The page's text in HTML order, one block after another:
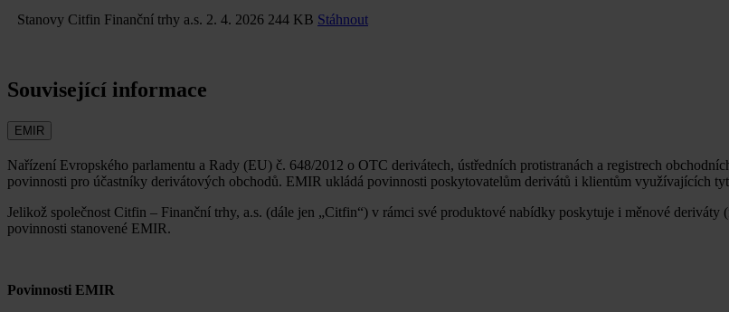
Stanovy Citfin Finanční trhy a.s. 2. 4. 2026 244 KB Stáhnout
Související informace
EMIR
Nařízení Evropského parlamentu a Rady (EU) č. 648/2012 o OTC derivátech, ústředních protistranách a registrech
povinnosti pro účastníky derivátových obchodů. EMIR ukládá povinnosti poskytovatelům derivátů i klientům využívajících
Jelikož společnost Citfin – Finanční trhy, a.s. (dále jen „Citfin“) v rámci své produktové nabídky poskytuje i měnové
povinnosti stanovené EMIR.
Povinnosti EMIR